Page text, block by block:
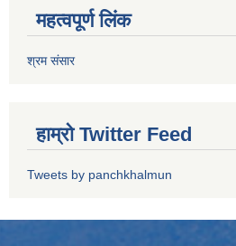
महत्वपूर्ण लिंक
श्रम संसार
हाम्रो Twitter Feed
Tweets by panchkhalmun